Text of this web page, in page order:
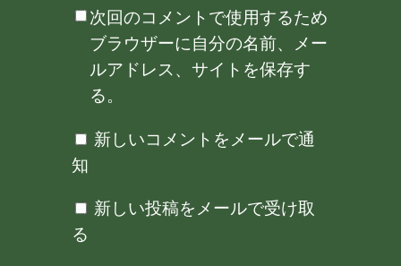
次回のコメントで使用するため
ブラウザーに自分の名前、メー
ルアドレス、サイトを保存す
る。
新しいコメントをメールで通
知
新しい投稿をメールで受け取
る